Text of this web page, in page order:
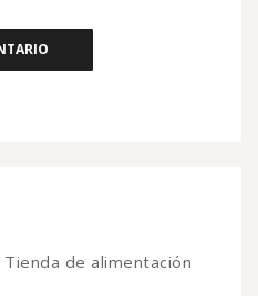
Tienda de alimentación